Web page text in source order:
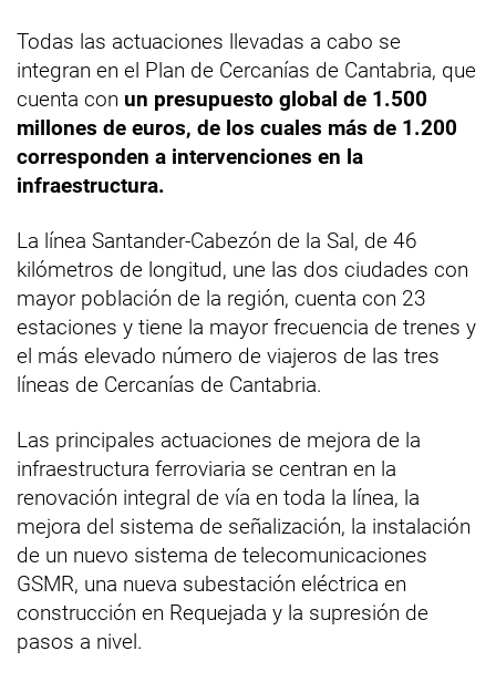
Todas las actuaciones llevadas a cabo se
integran en el Plan de Cercanías de Cantabria, que
cuenta con un presupuesto global de 1.500
millones de euros, de los cuales más de 1.200
corresponden a intervenciones en la
infraestructura.
La línea Santander-Cabezón de la Sal, de 46
kilómetros de longitud, une las dos ciudades con
mayor población de la región, cuenta con 23
estaciones y tiene la mayor frecuencia de trenes y
el más elevado número de viajeros de las tres
líneas de Cercanías de Cantabria.
Las principales actuaciones de mejora de la
infraestructura ferroviaria se centran en la
renovación integral de vía en toda la línea, la
mejora del sistema de señalización, la instalación
de un nuevo sistema de telecomunicaciones
GSMR, una nueva subestación eléctrica en
construcción en Requejada y la supresión de
pasos a nivel.